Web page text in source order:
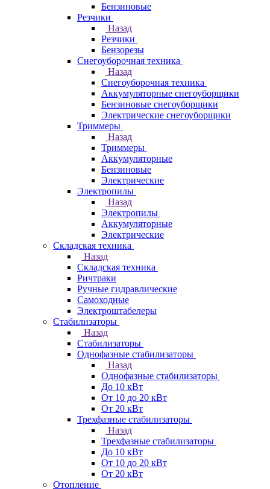
Бензиновые
Резчики
Назад
Резчики
Бензорезы
Снегоуборочная техника
Назад
Снегоуборочная техника
Аккумуляторные снегоуборщики
Бензиновые снегоуборщики
Электрические снегоуборщики
Триммеры
Назад
Триммеры
Аккумуляторные
Бензиновые
Электрические
Электропилы
Назад
Электропилы
Аккумуляторные
Электрические
Складская техника
Назад
Складская техника
Ричтраки
Ручные гидравлические
Самоходные
Электроштабелеры
Стабилизаторы
Назад
Стабилизаторы
Однофазные стабилизаторы
Назад
Однофазные стабилизаторы
До 10 кВт
От 10 до 20 кВт
От 20 кВт
Трехфазные стабилизаторы
Назад
Трехфазные стабилизаторы
До 10 кВт
От 10 до 20 кВт
От 20 кВт
Отопление